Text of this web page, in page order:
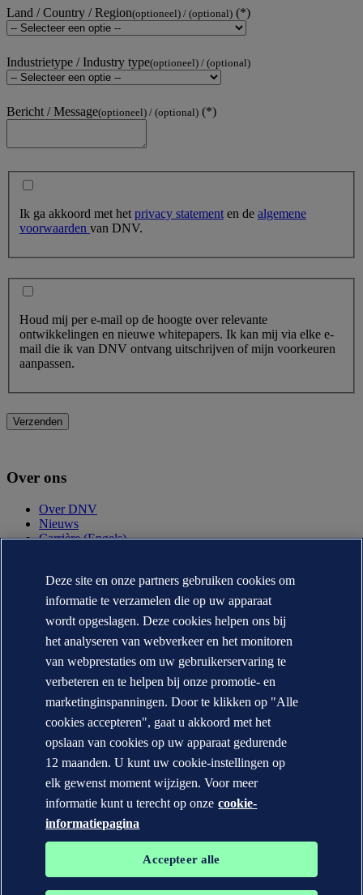
Land / Country / Region(optioneel) / (optional)
Industrietype / Industry type(optioneel) / (optional)
Bericht / Message(optioneel) / (optional)
Ik ga akkoord met het privacy statement en de algemene
voorwaarden van DNV.
Houd mij per e-mail op de hoogte over relevante
ontwikkelingen en nieuwe whitepapers. Ik kan mij via elke e-
mail die ik van DNV ontvang uitschrijven of mijn voorkeuren
aanpassen.
Verzenden
Over ons
Over DNV
Nieuws
Carrière (Engels)
Contact
Neem contact op
DNV locaties
Mediacontacten
Veracity.com
Privacy Statement
Terms of Use
Copyright © DNV AS 2026
Cookie informatie
Deze site en onze partners gebruiken cookies om
informatie te verzamelen die op uw apparaat
wordt opgeslagen. Deze cookies helpen ons bij
het analyseren van webverkeer en het monitoren
van webprestaties om uw gebruikerservaring te
verbeteren en te helpen bij onze promotie- en
marketinginspanningen. Door te klikken op "Alle
cookies accepteren", gaat u akkoord met het
opslaan van cookies op uw apparaat gedurende
12 maanden. U kunt uw cookie-instellingen op
elk gewenst moment wijzigen. Voor meer
informatie kunt u terecht op onze cookie-
informatiepagina
Accepteer alle